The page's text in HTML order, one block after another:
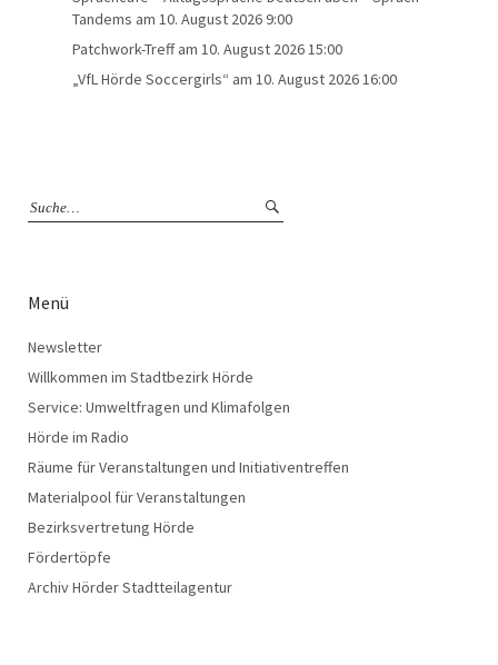
Tandems am 10. August 2026 9:00
Patchwork-Treffam 10. August 2026 15:00
„VfL Hörde Soccergirls“ am 10. August 2026 16:00
Menü
Newsletter
Willkommen im Stadtbezirk Hörde
Service: Umweltfragen und Klimafolgen
Hörde im Radio
Räume für Veranstaltungen und Initiativentreffen
Materialpool für Veranstaltungen
Bezirksvertretung Hörde
Fördertöpfe
Archiv Hörder Stadtteilagentur